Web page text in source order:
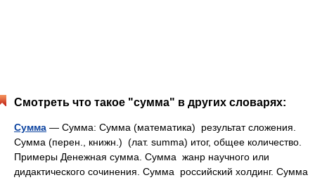
Смотреть что такое "сумма" в других словарях:
Сумма — Сумма: Сумма (математика) результат сложения.
Сумма (перен., книжн.) (лат. summa) итог, общее количество.
Примеры Денежная сумма. Сумма жанр научного или
дидактического сочинения. Сумма российский холдинг. Сумма